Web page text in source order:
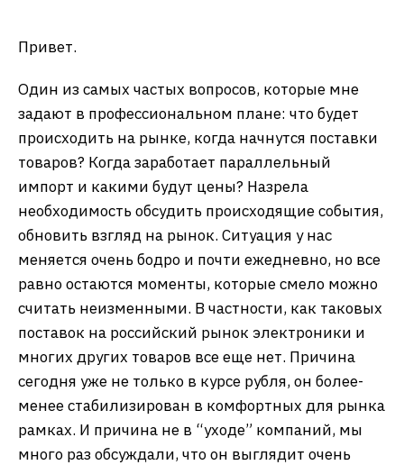
Привет.
Один из самых частых вопросов, которые мне
задают в профессиональном плане: что будет
происходить на рынке, когда начнутся поставки
товаров? Когда заработает параллельный
импорт и какими будут цены? Назрела
необходимость обсудить происходящие события,
обновить взгляд на рынок. Ситуация у нас
меняется очень бодро и почти ежедневно, но все
равно остаются моменты, которые смело можно
считать неизменными. В частности, как таковых
поставок на российский рынок электроники и
многих других товаров все еще нет. Причина
сегодня уже не только в курсе рубля, он более-
менее стабилизирован в комфортных для рынка
рамках. И причина не в “уходе” компаний, мы
много раз обсуждали, что он выглядит очень